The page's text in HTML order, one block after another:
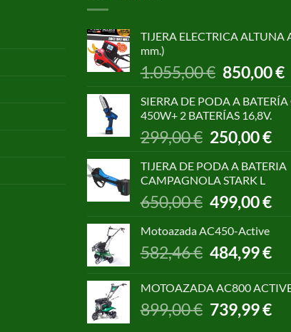
TIJERA ELECTRICA
mm.)
1.055,00€ El
precio
original
era:
1.055,00 €.
850,00€El
SIERRA DE PODA A
450W+ 2 BATERÍAS 16,8V.
299,00€ El
precio
original
era:
299,00 €.
250,00€El
TIJERA DE PODA A BATERIA
CAMPAGNOLA STARK L
650,00€
El
precio
original
650,00 €.
499,00€El
Motoazada AC450-Active
582,46€
El
precio
era:
582,46 €.
484,99€El
es:
MOTOAZADA AC800
899,00€ El
precio
739,99€El